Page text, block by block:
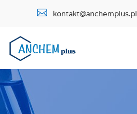
 kontakt@anchemplus.pl